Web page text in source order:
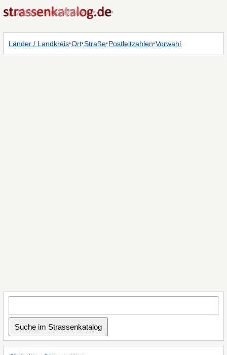
Länder / Landkreis·Ort·Straße·Postleitzahlen·Vorwahl